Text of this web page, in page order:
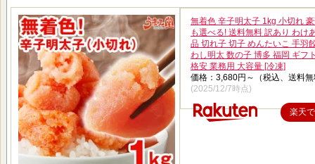
無着色 辛子明太子 1kg 小切れ
も選べる! 送料無料 訳あり わけ
品 切れ子 切子 めんたいこ 手羽
わし明太 数の子 博多 福岡 ギフ
格安 業務用 大容量 [冷凍]
価格：3,680円～（税込、送料
(2025/12/7時点)
楽天